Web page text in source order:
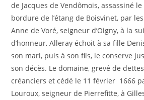
de Jacques de Vendômois, assassiné
bordure de l’étang de Boisvinet, par
Anne de Voré, seigneur d’Oigny, à la
d’honneur, Alleray échoit à sa fille
son mari, puis à son fils, le conserve
son décès. Le domaine, grevé de
créanciers et cédé le 11 février 1666
Louroux, seigneur de Pierrefitte, à